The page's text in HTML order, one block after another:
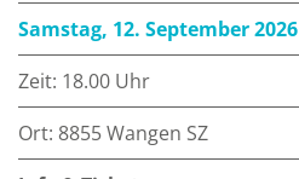
Samstag, 12. September 2026
Zeit: 18.00 Uhr
Ort: 8855 Wangen SZ